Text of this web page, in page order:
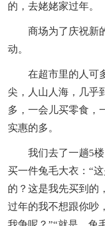
的，去姥姥家过年。
商场为了庆祝新的
动。
在超市里的人可多
尖，人山人海，几乎
多，一会儿买零食，
实惠的多。
我们去了一趟5楼
买一件兔毛大衣：“
的？这是我先买到的
过年的我不想跟你吵